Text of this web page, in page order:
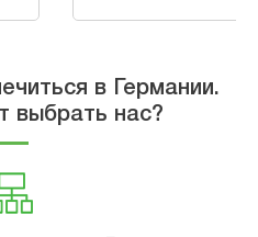
в Германии.
выбрать нас?